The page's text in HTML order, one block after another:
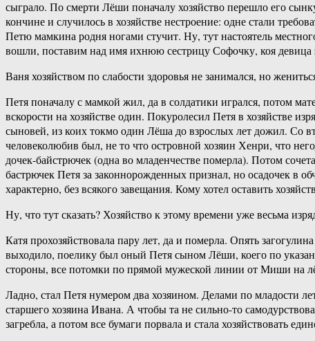
сыграло. По смерти Лёши поначалу хозяйство перешло его
кончине и случилось в хозяйстве нестроение: одне стали
Петю мамкина родня ногами стучит. Ну, тут настоятель
вошли, поставим над имя ихнюю сестрицу Софочку, коя девица
Ваня хозяйством по слабости здоровья не занимался, но
Петя поначалу с мамкой жил, да в солдатики игрался, потом
вскорости на хозяйстве один. Покуролесил Петя в хозяйстве
сыновей, из коих токмо один Лёша до взрослых лет дожил. Со
человеколюбив был, не то что островной хозяин Хенри, что
дочек-байстрючек (одна во младенчестве померла). Потом
бастрючек Петя за законнорожденных признал, но осадочек в
характерно, без всякого завещания. Кому хотел оставить
Ну, что тут сказать? Хозяйство к этому времени уже весьма
Катя прохозяйствовала пару лет, да и померла. Опять
выходило, поелику был оный Петя сыном Лёши, коего по
стороны, все потомки по прямой мужеской линии от Миши на
Ладно, стал Петя нумером два хозяином. Делами по младости
старшего хозяина Ивана. А чтобы та не сильно-то
загребла, а потом все бумаги порвала и стала хозяйствовать